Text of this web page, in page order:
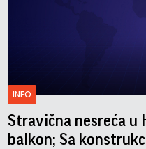
INFO
Stravična nesreća u
balkon; Sa